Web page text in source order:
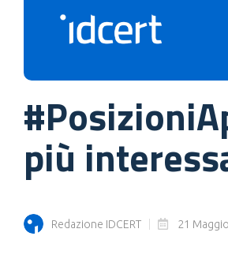
più
Redazione IDCERT 21